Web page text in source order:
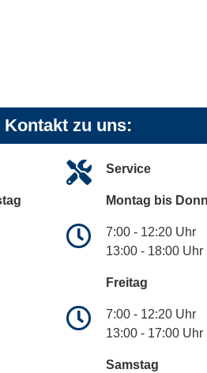
Kontakt zu uns:
Service
Montag bis
7:00 - 12:20 Uhr
13:00 - 18:00 Uhr
Freitag
7:00 - 12:20 Uhr
13:00 - 17:00 Uhr
Samstag